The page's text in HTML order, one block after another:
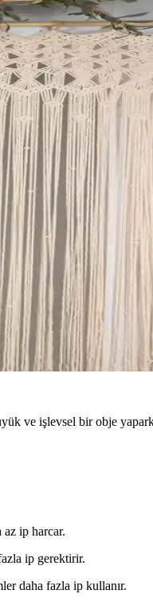
ve işlevsel bir obje
az ip harcar.
ip gerektirir.
daha fazla ip kullanır.